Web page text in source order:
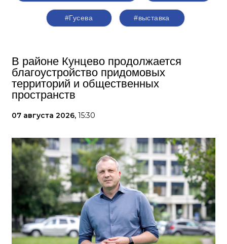
#Гусева #выставка
В районе Кунцево продолжается
благоустройство придомовых
территорий и общественных
пространств
07 августа 2026, 15:30